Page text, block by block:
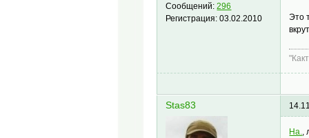
Сообщений:296
Регистрация:03.02.2010
Это
Stas83
Ha.,